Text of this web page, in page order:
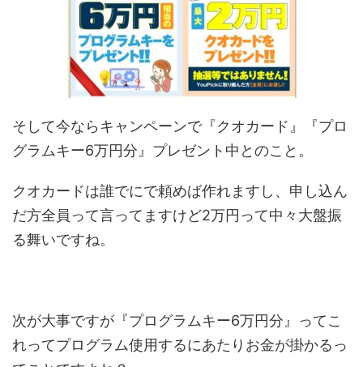
そして今ならキャンペーンで『クオカード』『プロ
グラムキー6万円分』プレゼント中とのこと。
クオカードは誰でにで頼めば作れますし、申し込ん
だ方全員って言ってますけど2万円って中々大盤振
る舞いですね。
次が大事ですが『プログラムキー6万円分』ってこ
れってプログラム使用するにあたりお金が掛かるっ